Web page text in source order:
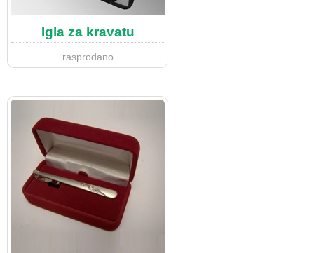
Igla za kravatu
rasprodano